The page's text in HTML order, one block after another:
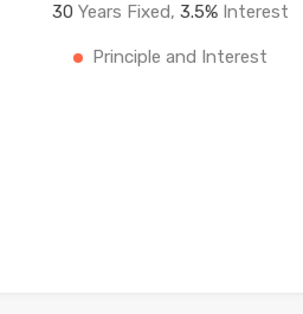
30 Years Fixed,3.5% Interest
Principle and Interest